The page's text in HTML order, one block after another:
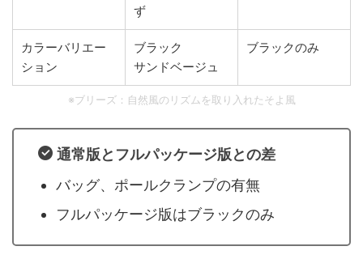
ず
カラーバリエー
ション
ブラック
サンドベージュ
ブラックのみ
※ブリーズ：自然風のリズムを取り入れたそよ風
通常版とフルパッケージ版との差
バッグ、ポールクランプの有無
フルパッケージ版はブラックのみ